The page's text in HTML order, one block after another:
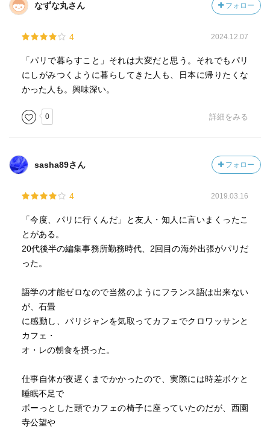
なずな丸さん フォロー
4 2024.12.07
「パリで暮らすこと」それは大変だと思う。それでもパリ
にしがみつくように暮らしてきた人も、日本に帰りたくな
かった人も。興味深い。
0 詳細をみる
sasha89さん フォロー
4 2019.03.16
「今度、パリに行くんだ」と友人・知人に言いまくったこ
とがある。
20代後半の編集事務所勤務時代、2回目の海外出張がパリだ
った。
語学の才能ゼロなので当然のようにフランス語は出来ない
が、石畳
に感動し、パリジャンを気取ってカフェでクロワッサンと
カフェ・
オ・レの朝食を摂った。
仕事自体が夜遅くまでかかったので、実際には時差ボケと
睡眠不足で
ボーっとした頭でカフェの椅子に座っていたのだが、西園
寺公望や